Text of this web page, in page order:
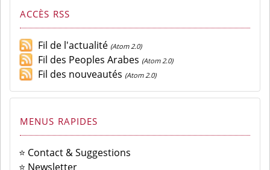
ACCÈS RSS
Fil de l'actualité (Atom 2.0)
Fil des Peoples Arabes
MENUS RAPIDES